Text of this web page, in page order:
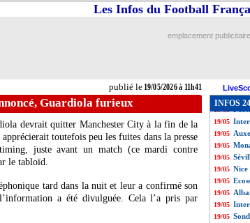
publié le19/05/2026 à 11h41
Les Infos du Football
emplacement publicitaire
Guardiola furieux
devrait quitter Manchester City à la fin de la
toutefois peu les fuites dans la presse
juste avant un match (ce mardi contre
le tabloïd.
tard dans la nuit et leur a confirmé son
a été divulguée. Cela l’a pris par
INFOS
19/05 Lille
19/05
19/05
19/05 TFC
19/05 OM
19/05 Inter
19/05
19/05
19/05
19/05 Nice
19/05
19/05
19/05 Inter
19/05